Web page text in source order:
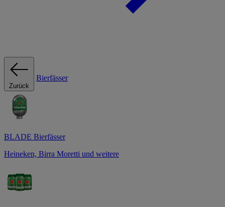
Zurück
Bierfässer
BLADE Bierfässer
Heineken, Birra Moretti und weitere